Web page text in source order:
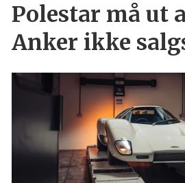
Polestar må ut
Anker ikke